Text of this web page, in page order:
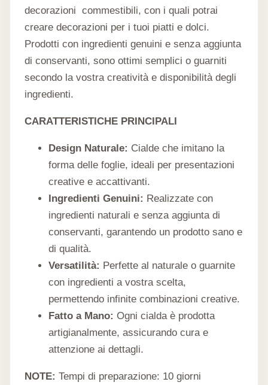
decorazioni commestibili, con i quali potrai
creare decorazioni per i tuoi piatti e dolci.
Prodotti con ingredienti genuini e senza aggiunta
di conservanti, sono ottimi semplici o guarniti
secondo la vostra creatività e disponibilità degli
ingredienti.
CARATTERISTICHE PRINCIPALI
Design Naturale: Cialde che imitano la
forma delle foglie, ideali per presentazioni
creative e accattivanti.
Ingredienti Genuini: Realizzate con
ingredienti naturali e senza aggiunta di
conservanti, garantendo un prodotto sano e
di qualità.
Versatilità: Perfette al naturale o guarnite
con ingredienti a vostra scelta,
permettendo infinite combinazioni creative.
Fatto a Mano: Ogni cialda è prodotta
artigianalmente, assicurando cura e
attenzione ai dettagli.
NOTE: Tempi di preparazione: 10 giorni